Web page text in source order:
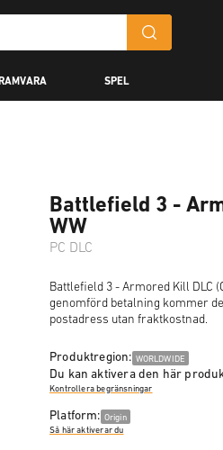
SPEL
Battlefield 3 -
WW
PC DLC
Battlefield 3 - Armored Kill DLC
genomförd betalning kommer
postadress utan fraktkostnad.
Produktregion: WORLDWIDE
Du kan aktivera den här
Kontrollera begränsningar
Platform: Origin
Så här aktiverar du